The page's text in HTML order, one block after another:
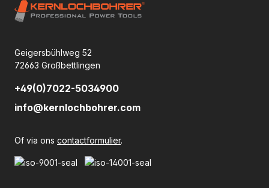
Geigersbühlweg 52
72663 Großbettlingen
+49(0)7022-5034900
info@kernlochbohrer.com
Of via ons contactformulier.